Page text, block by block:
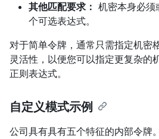
其他匹配要求： 机密本身必须
个可选表达式。
对于简单令牌，通常只需指定机密
灵活性，以便您可以指定更复杂的
正则表达式。
自定义模式示例
公司具有具有五个特征的内部令牌